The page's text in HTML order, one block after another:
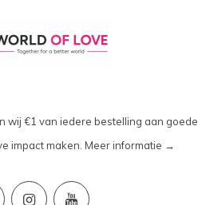
wij €1 van iedere bestelling aan goede
impact maken. Meer informatie →